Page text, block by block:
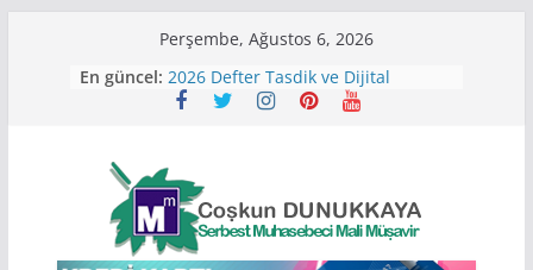
Perşembe, Ağustos 6, 2026
En güncel: 2026 Defter Tasdik ve Dijital
Dönüşüm Payı Ücretleri
2026 Yılı Varlık Barışı
SGK Borçların Tecil ve
Taksitlendirme İşlemlerinde
Değişiklik